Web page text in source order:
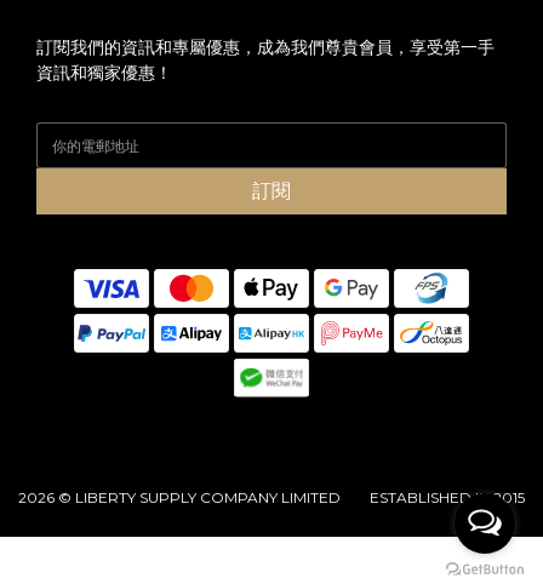
立即購買
訂閱我們的資訊和專屬優惠，成為我們尊貴會員，享受第一手
資訊和獨家優惠！
訂閱
2026 © LIBERTY SUPPLY COMPANY LIMITED ESTABLISHED IN 2015